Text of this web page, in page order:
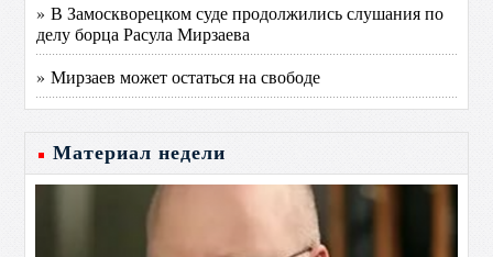
» В Замоскворецком суде продолжились слушания по
делу борца Расула Мирзаева
» Мирзаев может остаться на свободе
Материал недели